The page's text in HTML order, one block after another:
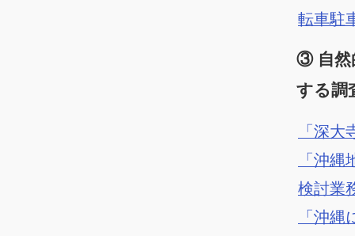
転車駐
③ 自然
する調
「深
「沖
検討業
「沖